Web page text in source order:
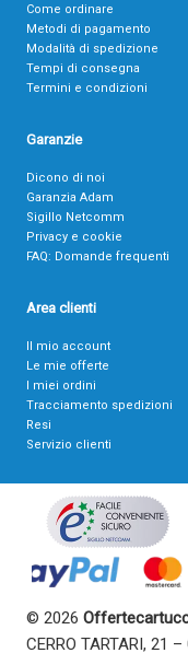
Come ordinare
Metodi di pagamento
Modalità di spedizione
Tempi di consegna
Termini e condizioni
Garanzie
Dicono di noi
Garanzia Adam
Sigillo Netcomm
Privacy e cookie
FAQ: Domande frequenti
Area clienti
Il mio account
Le mie offerte
I miei ordini
Tracciamento spedizioni
Resi
Servizio clienti
© 2026
CERRO TARTARI, 21